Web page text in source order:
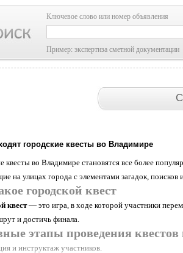
Ключевое слово или номер объявления
Пример: экспертиза сметной документации
городские квесты во Владимире
квесты во Владимире становятся все более
на улицах города с элементами загадок,
городской квест
квест— это игра, в ходе которой участники
и достичь финала.
этапы проведения
и инструктаж участников.